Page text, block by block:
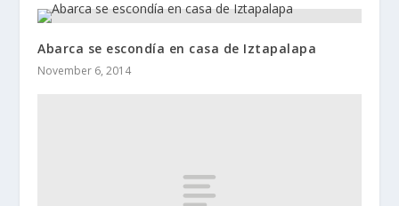
Abarca se escondía en casa de Iztapalapa
November 6, 2014